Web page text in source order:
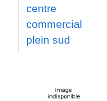
centre
commercial
plein sud